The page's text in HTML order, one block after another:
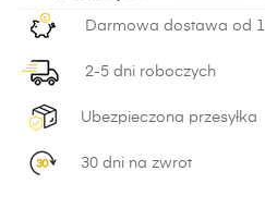
Darmowa dostawa od
2-5 dni roboczych
Ubezpieczona przesyłka
30 dni na zwrot